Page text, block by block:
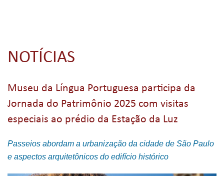
NOTÍCIAS
Museu da Língua Portuguesa participa da
Jornada do Patrimônio 2025 com visitas
especiais ao prédio da Estação da Luz
Passeios abordam a urbanização da cidade de São Paulo
e aspectos arquitetônicos do edifício histórico